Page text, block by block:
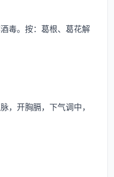
。按：葛根、葛花解
开胸膈，下气调中，